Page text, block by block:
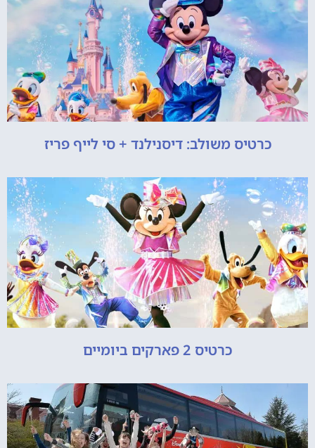
כרטיס משולב: דיסנילנד + סי לייף פריז
כרטיס 2 פארקים ביומיים